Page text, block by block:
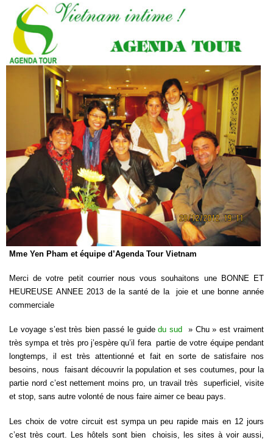
Mme Yen Pham et équipe d’Agenda Tour Vietnam
Merci de votre petit courrier nous vous souhaitons une BONNE ET
HEUREUSE ANNEE 2013 de la santé de la joie et une bonne année
commerciale
Le voyage s’est très bien passé le guidedu sud » Chu » est vraiment
très sympa et très pro j’espère qu’il fera partie de votre équipe pendant
longtemps, il est très attentionné et fait en sorte de satisfaire nos
besoins, nous faisant découvrir la population et ses coutumes, pour la
partie nord c’est nettement moins pro, un travail très superficiel, visite
et stop, sans autre volonté de nous faire aimer ce beau pays.
Les choix de votre circuit est sympa un peu rapide mais en 12 jours
c’est très court. Les hôtels sont bien choisis, les sites à voir aussi,